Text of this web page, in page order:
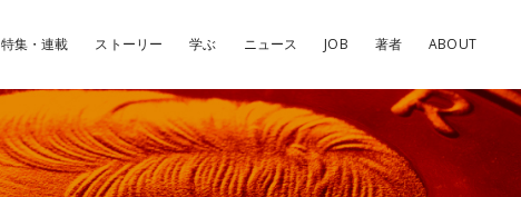
特集・連載 ストーリー 学ぶ ニュース JOB 著者 ABOUT